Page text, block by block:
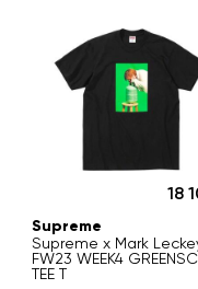
18
Supreme
Supreme x Mark
FW23 WEEK4
TEE T